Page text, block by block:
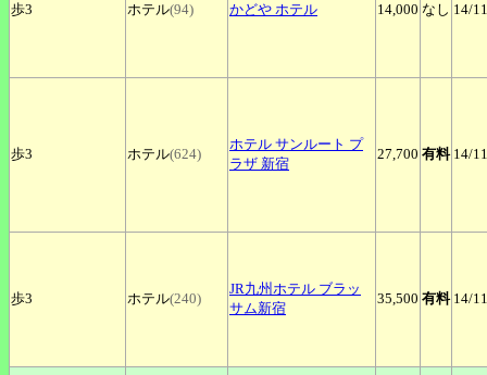
歩3 ホテル(94) かどや ホテル 14,000 なし 14/11
歩3 ホテル(624)
ホテル サンルート プ
ラザ 新宿
27,700 有料 14/11
歩3 ホテル(240)
JR九州ホテル ブラッ
サム新宿
35,500 有料 14/11